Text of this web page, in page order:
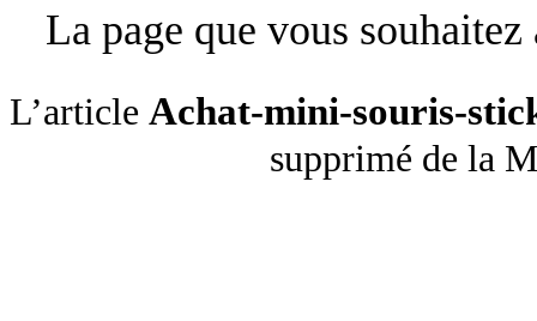
La page que vous
L’article Achat-mini-souris-
supprimé de la